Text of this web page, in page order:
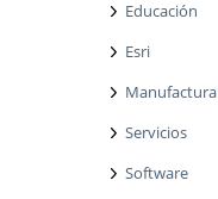
Educación
Esri
Manufactura
Servicios
Software